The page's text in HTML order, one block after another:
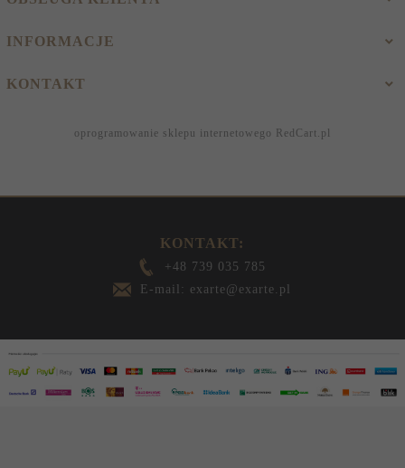
INFORMACJE
KONTAKT
oprogramowanie sklepu internetowego RedCart.pl
KONTAKT:
+48 739 035 785
E-mail: exarte@exarte.pl